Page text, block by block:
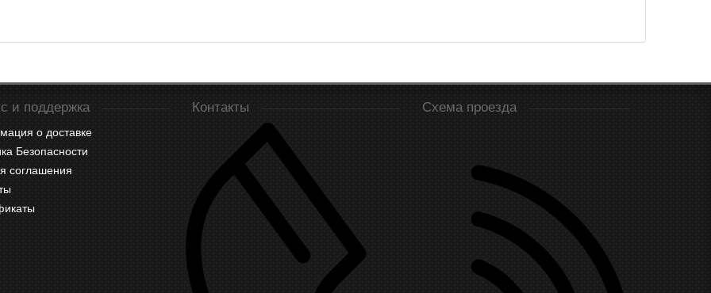
и поддержка
о доставке
Безопасности
соглашения
Контакты Схема проезда